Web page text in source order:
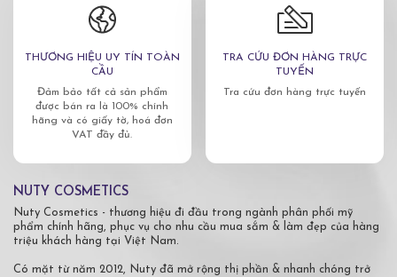
THƯƠNG HIỆU UY TÍN TOÀN
CẦU
Đảm bảo tất cả sản phẩm
được bán ra là 100% chính
hãng và có giấy tờ, hoá đơn
VAT đầy đủ.
TRA CỨU ĐƠN HÀNG TRỰC
TUYẾN
Tra cứu đơn hàng trực tuyến
NUTY COSMETICS
Nuty Cosmetics - thương hiệu đi đầu trong ngành phân phối mỹ
phẩm chính hãng, phục vụ cho nhu cầu mua sắm & làm đẹp của hàng
triệu khách hàng tại Việt Nam.
Có mặt từ năm 2012, Nuty đã mở rộng thị phần & nhanh chóng trở